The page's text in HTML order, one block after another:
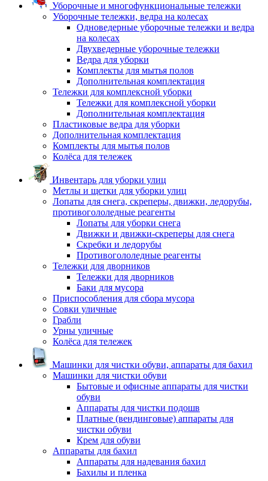
Уборочные и многофункциональные тележки
Уборочные тележки, ведра на колесах
Одноведерные уборочные тележки и ведра
на колесах
Двухведерные уборочные тележки
Ведра для уборки
Комплекты для мытья полов
Дополнительная комплектация
Тележки для комплексной уборки
Тележки для комплексной уборки
Дополнительная комплектация
Пластиковые ведра для уборки
Дополнительная комплектация
Комплекты для мытья полов
Колёса для тележек
Инвентарь для уборки улиц
Метлы и щетки для уборки улиц
Лопаты для снега, скреперы, движки, ледорубы,
противогололедные реагенты
Лопаты для уборки снега
Движки и движки-скреперы для снега
Скребки и ледорубы
Противогололедные реагенты
Тележки для дворников
Тележки для дворников
Баки для мусора
Приспособления для сбора мусора
Совки уличные
Грабли
Урны уличные
Колёса для тележек
Машинки для чистки обуви, аппараты для бахил
Машинки для чистки обуви
Бытовые и офисные аппараты для чистки
обуви
Аппараты для чистки подошв
Платные (вендинговые) аппараты для
чистки обуви
Крем для обуви
Аппараты для бахил
Аппараты для надевания бахил
Бахилы и пленка